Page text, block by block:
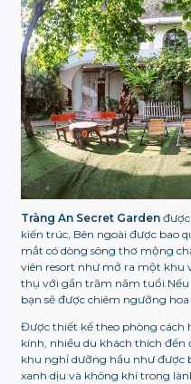
Tràng An Secret Gardenđược
kiến trúc, Bên ngoài được bao
mắt có dòng sông thơ mộng
viên resort như mở ra một khu
thụ với gần trăm năm
bạn sẽ được chiêm ngưỡng hoa
Được thiết kế theo phòng cách
kính, nhiều du khách thích
khu nghỉ dưỡng hầu như được
xanh dịu và không khí trong